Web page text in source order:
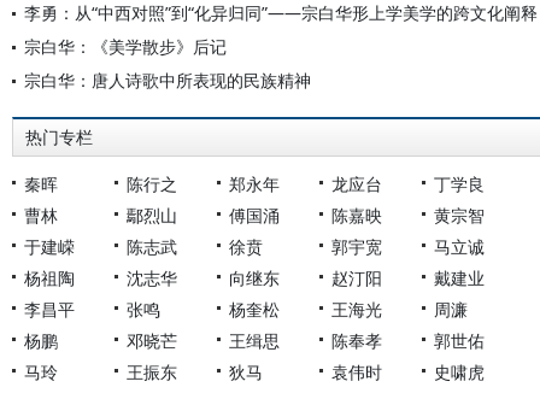
李勇：从“中西对照”到“化异归同”——宗白华形上学美学的跨文化阐释
宗白华：《美学散步》后记
宗白华：唐人诗歌中所表现的民族精神
热门专栏
秦晖 陈行之 郑永年 龙应台
丁学良
曹林
鄢烈山 傅国涌 陈嘉映
黄宗智
于建嵘
陈志武 徐贲 郭宇宽
马立诚
杨祖陶
沈志华 向继东 赵汀阳
戴建业
李昌平
张鸣 杨奎松 王海光
周濂
杨鹏
邓晓芒 王缉思 陈奉孝
郭世佑
马玲
王振东 狄马 袁伟时
史啸虎